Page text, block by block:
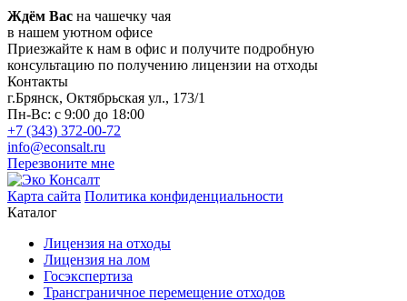
Ждём Вас на чашечку чая
в нашем уютном офисе
Приезжайте к нам в офис и получите подробную
консультацию по получению лицензии на отходы
Контакты
г.Брянск, Октябрьская ул., 173/1
Пн-Вс: с 9:00 до 18:00
+7 (343) 372-00-72
info@econsalt.ru
Перезвоните мне
Карта сайта Политика конфиденциальности
Каталог
Лицензия на отходы
Лицензия на лом
Госэкспертиза
Трансграничное перемещение отходов